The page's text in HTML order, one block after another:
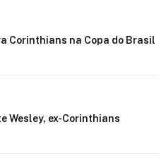
Corinthians na Copa do Brasil
Wesley, ex-Corinthians